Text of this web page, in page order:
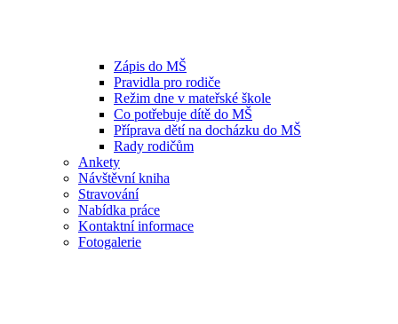
Zápis do MŠ
Pravidla pro rodiče
Režim dne v mateřské škole
Co potřebuje dítě do MŠ
Příprava dětí na docházku do MŠ
Rady rodičům
Ankety
Návštěvní kniha
Stravování
Nabídka práce
Kontaktní informace
Fotogalerie